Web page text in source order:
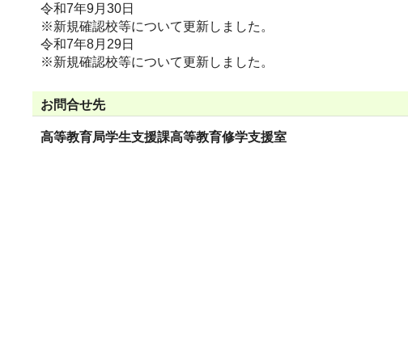
令和7年9月30日
※新規確認校等について更新しました。
令和7年8月29日
※新規確認校等について更新しました。
お問合せ先
高等教育局学生支援課高等教育修学支援室